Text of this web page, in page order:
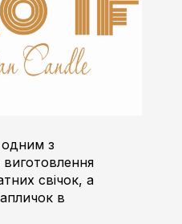
одним з
виготовлення
свічок, а
в